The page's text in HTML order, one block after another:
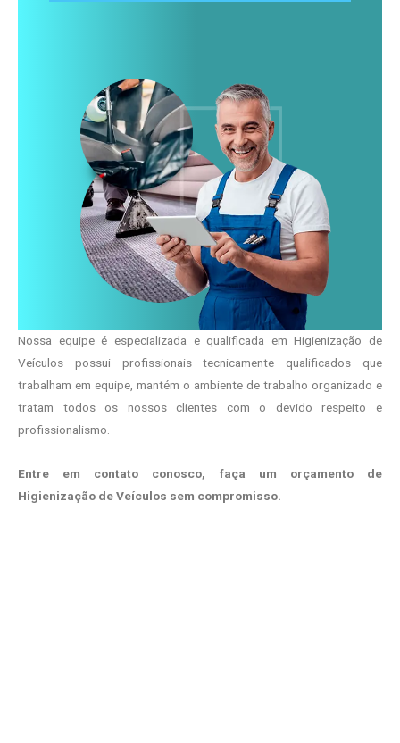
Nossa equipe é especializada e qualificada em Higienização de
Veículos possui profissionais tecnicamente qualificados que
trabalham em equipe, mantém o ambiente de trabalho organizado e
tratam todos os nossos clientes com o devido respeito e
profissionalismo.
Entre em contato conosco, faça um orçamento de
Higienização de Veículos sem compromisso.